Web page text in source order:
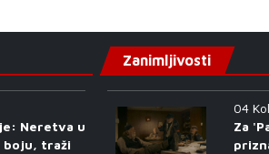
Neretva u
traži
Zanimljivosti
04
Za